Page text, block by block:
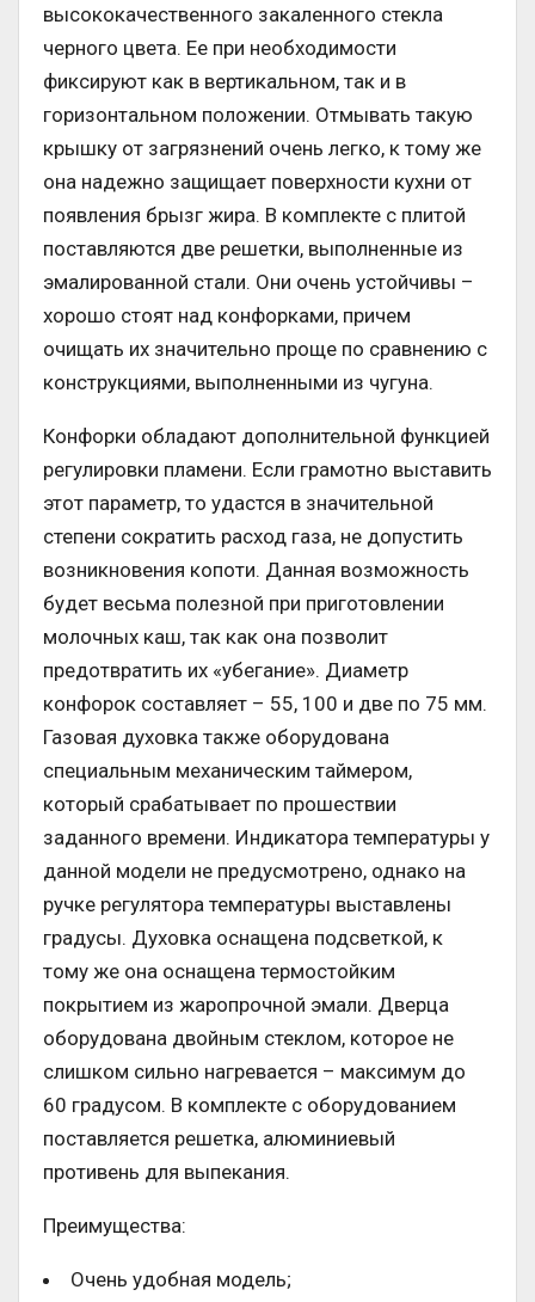
высококачественного закаленного стекла
черного цвета. Ее при необходимости
фиксируют как в вертикальном, так и в
горизонтальном положении. Отмывать такую
крышку от загрязнений очень легко, к тому же
она надежно защищает поверхности кухни от
появления брызг жира. В комплекте с плитой
поставляются две решетки, выполненные из
эмалированной стали. Они очень устойчивы –
хорошо стоят над конфорками, причем
очищать их значительно проще по сравнению с
конструкциями, выполненными из чугуна.
Конфорки обладают дополнительной функцией
регулировки пламени. Если грамотно выставить
этот параметр, то удастся в значительной
степени сократить расход газа, не допустить
возникновения копоти. Данная возможность
будет весьма полезной при приготовлении
молочных каш, так как она позволит
предотвратить их «убегание». Диаметр
конфорок составляет – 55, 100 и две по 75 мм.
Газовая духовка также оборудована
специальным механическим таймером,
который срабатывает по прошествии
заданного времени. Индикатора температуры у
данной модели не предусмотрено, однако на
ручке регулятора температуры выставлены
градусы. Духовка оснащена подсветкой, к
тому же она оснащена термостойким
покрытием из жаропрочной эмали. Дверца
оборудована двойным стеклом, которое не
слишком сильно нагревается – максимум до
60 градусом. В комплекте с оборудованием
поставляется решетка, алюминиевый
противень для выпекания.
Преимущества:
Очень удобная модель;